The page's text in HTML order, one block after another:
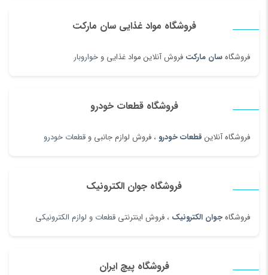
فروشگاه مواد غذایی سان مارکت
فروشگاهسان مارکت فروش آنلاین مواد غذایی و خواروبار
فروشگاه قطعات خودرو
فروشگاه آنلاین قطعات خودرو ، فروش لوازم جانبی و قطعات خودرو
فروشگاه جوان الکترونیک
فروشگاهجوان الکترونیک ، فروش اینترنتی قطعات و لوازم الکترونیکی
فروشگاه پیچ ایران